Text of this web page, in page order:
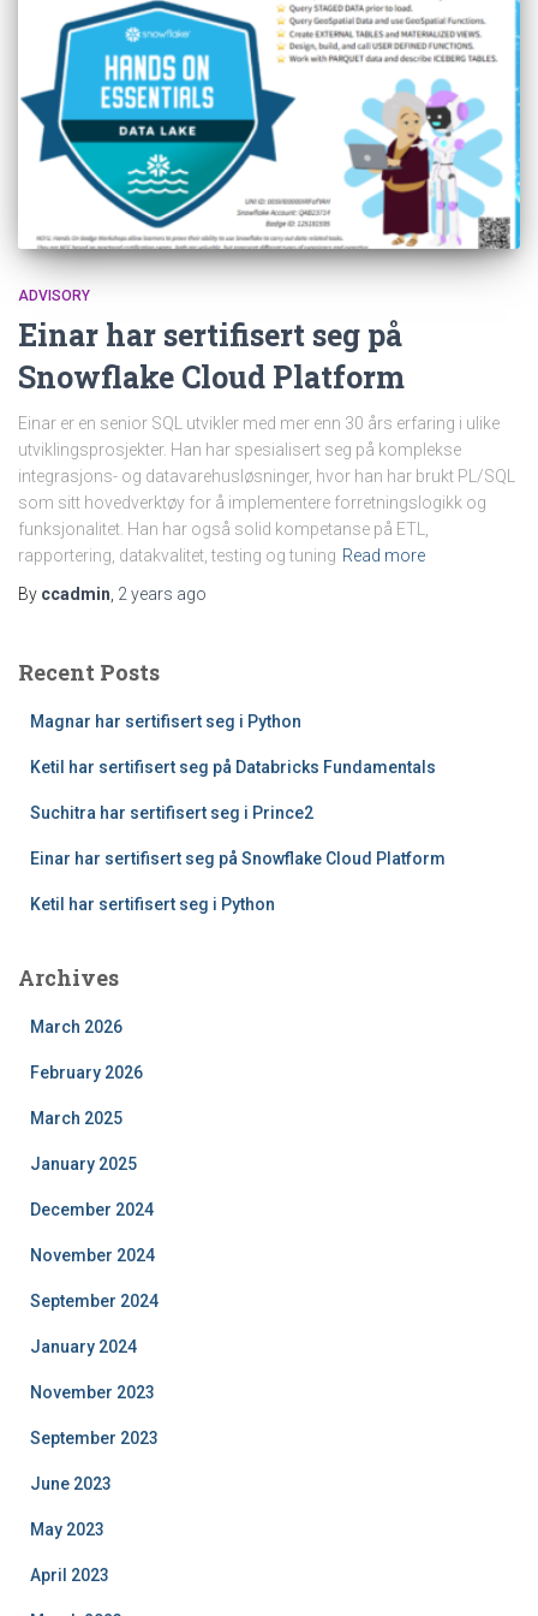
ADVISORY
Einar har sertifisert seg på
Snowflake Cloud Platform
Einar er en senior SQL utvikler med mer enn 30 års erfaring i ulike
utviklingsprosjekter. Han har spesialisert seg på komplekse
integrasjons- og datavarehusløsninger, hvor han har brukt PL/SQL
som sitt hovedverktøy for å implementere forretningslogikk og
funksjonalitet. Han har også solid kompetanse på ETL,
rapportering, datakvalitet, testing og tuning Read more
By ccadmin 2 years ago
Recent Posts
Magnar har sertifisert seg i Python
Ketil har sertifisert seg på Databricks Fundamentals
Suchitra har sertifisert seg i Prince2
Einar har sertifisert seg på Snowflake Cloud Platform
Ketil har sertifisert seg i Python
Archives
March 2026
February 2026
March 2025
January 2025
December 2024
November 2024
September 2024
January 2024
November 2023
September 2023
June 2023
May 2023
April 2023